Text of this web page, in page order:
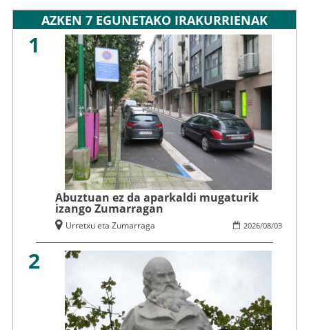
AZKEN 7 EGUNETAKO IRAKURRIENAK
1
Abuztuan ez da aparkaldi mugaturik
izango Zumarragan
2026/08/03
Urretxu eta Zumarraga
2